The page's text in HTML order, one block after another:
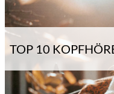
TOP 10